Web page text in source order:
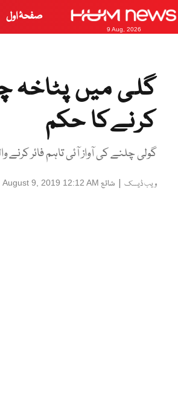
9 Aug, 2026
صفحۂ اول
گلی میں پٹاخہ
کرنےکا حکم
گولی چلنے کی آواز آئی تاہم فائر
ویب ڈیسک | شائع August 9, 2019 12:12 AM